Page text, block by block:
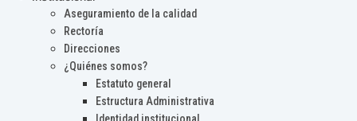
Aseguramiento de la calidad
Rectoría
Direcciones
¿Quiénes somos?
Estatuto general
Estructura Administrativa